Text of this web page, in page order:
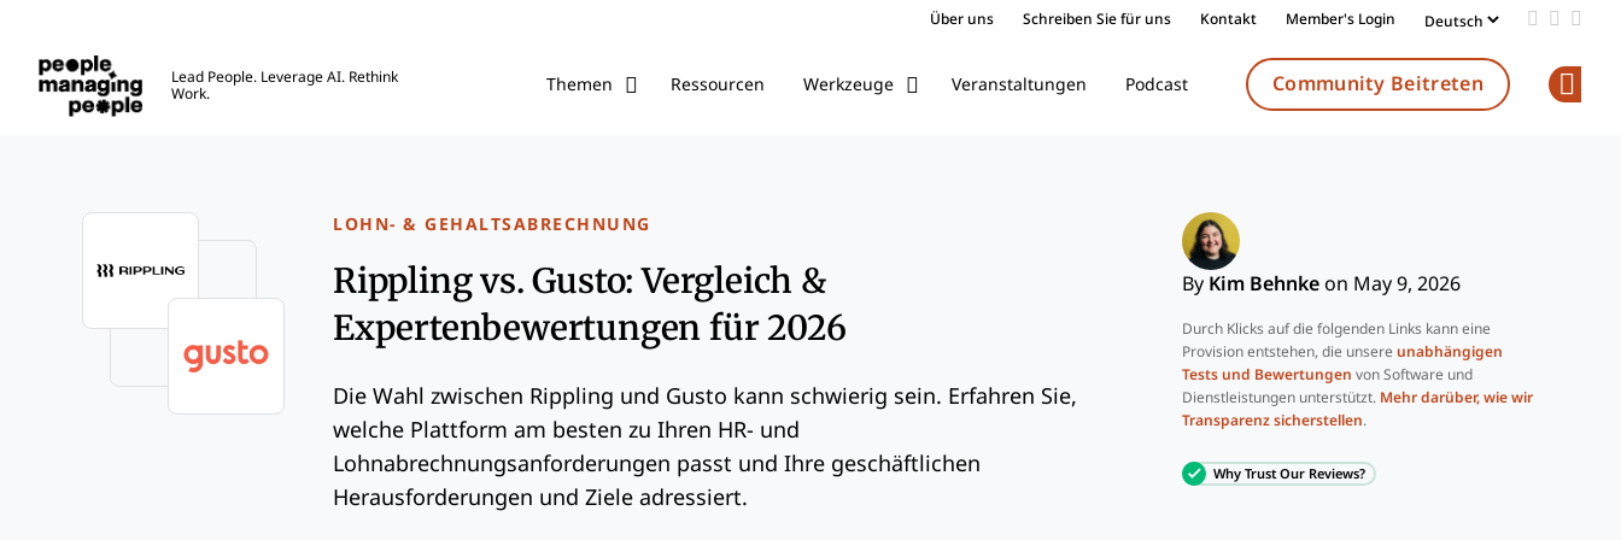
Über uns Schreiben Sie für uns Kontakt Member's Login Add us
Follow
Lead People. Leverage AI. Rethink
Work.
Themen Ressourcen Werkzeuge Veranstaltungen Podcast Community Beitreten
LOHN- & GEHALTSABRECHNUNG
Rippling vs. Gusto: Vergleich &
Expertenbewertungen für 2026
Die Wahl zwischen Rippling und Gusto kann schwierig sein. Erfahren Sie,
welche Plattform am besten zu Ihren HR- und
Lohnabrechnungsanforderungen passt und Ihre geschäftlichen
Herausforderungen und Ziele adressiert.
By Kim Behnke on May 9, 2026
Durch Klicks auf die folgenden Links kann eine
Provision entstehen, die unsere unabhängigen
Tests und Bewertungen von Software und
Dienstleistungen unterstützt. Mehr darüber, wie wir
Transparenz sicherstellen.
Why Trust Our Reviews?